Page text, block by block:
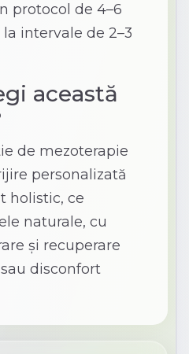
protocol de 4–6
intervale de 2–3
această
de mezoterapie
personalizată
holistic, ce
naturale, cu
și recuperare
disconfort